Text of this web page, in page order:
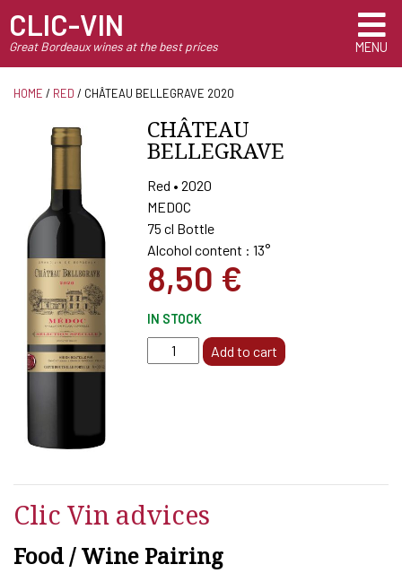
CLIC-VIN
Great Bordeaux wines at the best prices MENU
HOME / RED / CHÂTEAU BELLEGRAVE 2020
CHÂTEAU
BELLEGRAVE
Red • 2020
MEDOC
75 cl Bottle
Alcohol content : 13°
8,50 €
IN STOCK
Château
Bellegrave
Add to cart
Clic Vin advices
Food / Wine Pairing